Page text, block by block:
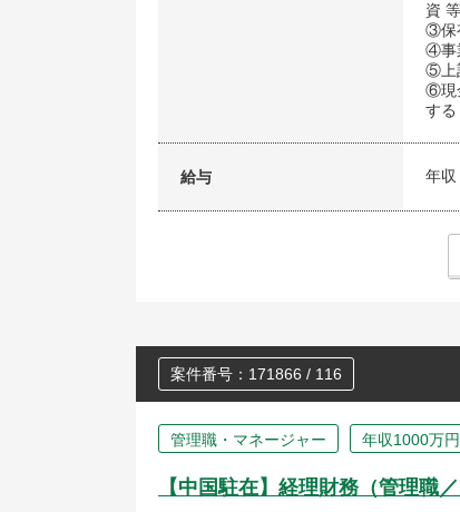
資 等
③保
④事
⑤上
⑥現
する
給与 年収
案件番号：171866 / 116
管理職・マネージャー 年収1000万
【中国駐在】経理財務（管理職